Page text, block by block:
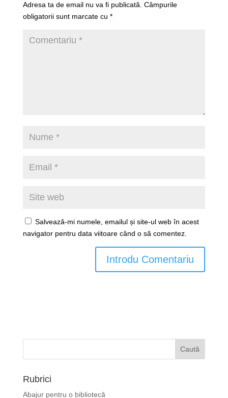
Adresa ta de email nu va fi publicată. Câmpurile
obligatorii sunt marcate cu *
Salvează-mi numele, emailul și site-ul web în acest
navigator pentru data viitoare când o să comentez.
Rubrici
Abajur pentru o bibliotecă